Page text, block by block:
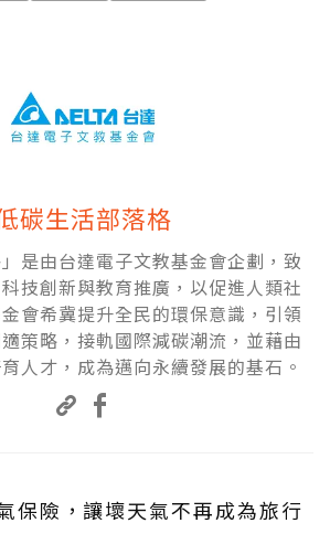
碳生活部落格
」是由台達電子文教基金會企劃，致
技創新與教育推廣，以促進人類社
會希冀提升全民的環保意識，引領
策略，接軌國際減碳潮流，並藉由
人才，成為邁向永續發展的基石。
保險，讓壞天氣不再成為旅行